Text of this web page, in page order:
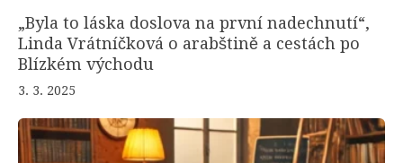
„Byla to láska doslova na první nadechnutí“,
Linda Vrátníčková o arabštině a cestách po
Blízkém východu
3. 3. 2025